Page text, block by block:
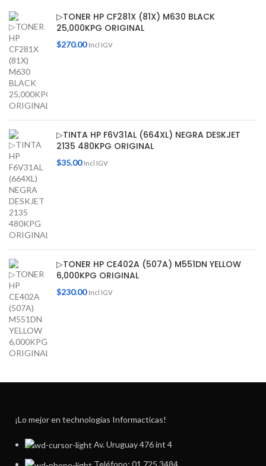
▷TONER HP CF281X (81X) M630 BLACK
25,000KPG ORIGINAL
$270.00 Incl IGV
▷TINTA HP F6V31AL (664XL) NEGRA DESKJET
2135 480KPG ORIGINAL
$35.00 Incl IGV
▷TONER HP CE402A (507A) M551DN YELLOW
6,000KPG ORIGINAL
$230.00 Incl IGV
¡Lo mejor en technologías Informacticas!
Av. Uruguay 476 int 4